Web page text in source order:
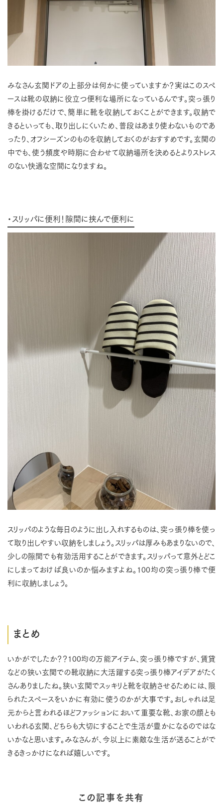
みなさん玄関ドアの上部分は何かに使っていますか？実はこのスペ
ースは靴の収納に役立つ便利な場所になっているんです。突っ張り
棒を掛けるだけで、簡単に靴を収納しておくことができます。収納で
きるといっても、取り出しにくいため、普段はあまり使わないものであ
ったり、オフシーズンのものを収納しておくのがおすすめです。玄関の
中でも、使う頻度や時期に合わせて収納場所を決めるとよりストレス
のない快適な空間になりますね。
・スリッパに便利！隙間に挟んで便利に
スリッパのような毎日のように出し入れするものは、突っ張り棒を使っ
て取り出しやすい収納をしましょう。スリッパは厚みもあまりないので、
少しの隙間でも有効活用することができます。スリッパって意外とどこ
にしまっておけば良いのか悩みますよね。100均の突っ張り棒で便
利に収納しましょう。
まとめ
いかがでしたか？？100均の万能アイテム、突っ張り棒ですが、賃貸
などの狭い玄関での靴収納に大活躍する突っ張り棒アイデアがたく
さんありましたね。狭い玄関でスッキリと靴を収納させるためには、限
られたスペースをいかに有効に使うのかが大事です。おしゃれは足
元からと言われるほどファッションにおいて重要な靴、お家の顔とも
いわれる玄関、どちらも大切にすることで生活が豊かになるのではな
いかなと思います。みなさんが、今以上に素敵な生活が送ることがで
きるきっかけになれば嬉しいです。
この記事を共有